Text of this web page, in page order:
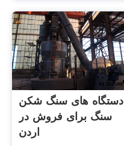
دستگاه های سنگ شکن
سنگ برای فروش در
اردن